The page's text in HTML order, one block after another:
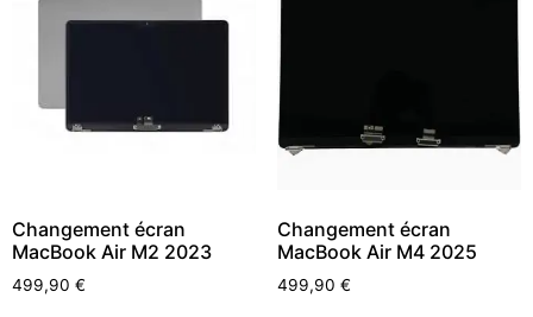
Changement écran
MacBook Air M2 2023
499,90 €
Changement écran
MacBook Air M4 2025
499,90 €